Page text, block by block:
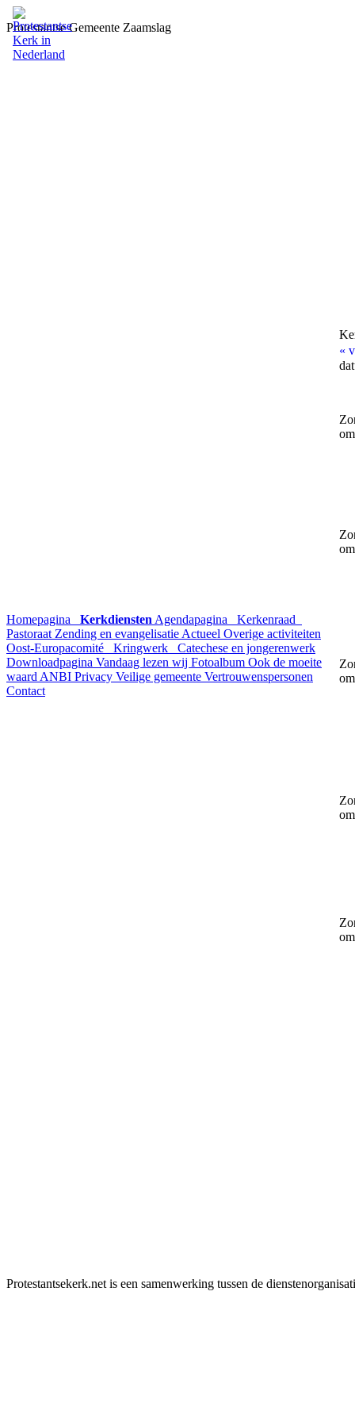
Protestantse Gemeente Zaamslag
Homepagina Kerkdiensten Agendapagina
Kerkenraad
Pastoraat Zending en evangelisatie Actueel Overige activiteiten
Oost-Europacomité
Kringwerk
Catechese en jongerenwerk
Downloadpagina Vandaag lezen wij Fotoalbum Ook de moeite
waard ANBI Privacy Veilige gemeente Vertrouwenspersonen
Contact
«
Protestantsekerk.net is een samenwerking tussen de